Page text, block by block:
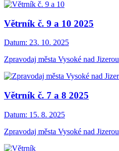
Větrník č. 9 a 10 2025
Datum: 23. 10. 2025
Zpravodaj města Vysoké nad Jizerou
Větrník č. 7 a 8 2025
Datum: 15. 8. 2025
Zpravodaj města Vysoké nad Jizerou